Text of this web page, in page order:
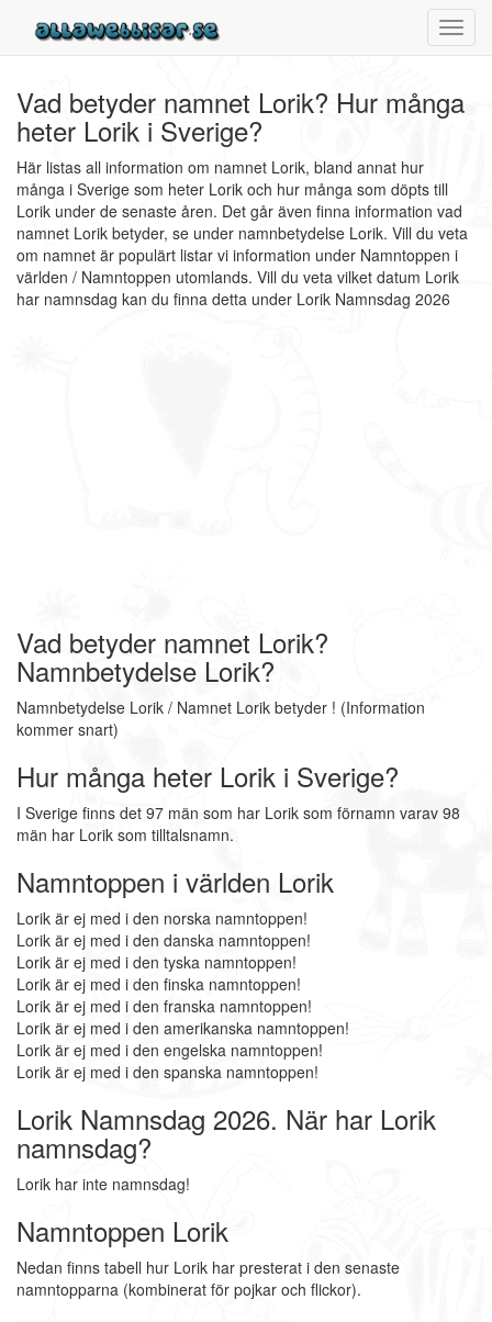
Vad betyder namnet Lorik? Hur många
heter Lorik i Sverige?
Här listas all information om namnet Lorik, bland annat hur
många i Sverige som heter Lorik och hur många som döpts till
Lorik under de senaste åren. Det går även finna information vad
namnet Lorik betyder, se under namnbetydelse Lorik. Vill du veta
om namnet är populärt listar vi information under Namntoppen i
världen / Namntoppen utomlands. Vill du veta vilket datum Lorik
har namnsdag kan du finna detta under Lorik Namnsdag 2026
Vad betyder namnet Lorik?
Namnbetydelse Lorik?
Namnbetydelse Lorik / Namnet Lorik betyder ! (Information
kommer snart)
Hur många heter Lorik i Sverige?
I Sverige finns det 97 män som har Lorik som förnamn varav 98
män har Lorik som tilltalsnamn.
Namntoppen i världen Lorik
Lorik är ej med i den norska namntoppen!
Lorik är ej med i den danska namntoppen!
Lorik är ej med i den tyska namntoppen!
Lorik är ej med i den finska namntoppen!
Lorik är ej med i den franska namntoppen!
Lorik är ej med i den amerikanska namntoppen!
Lorik är ej med i den engelska namntoppen!
Lorik är ej med i den spanska namntoppen!
Lorik Namnsdag 2026. När har Lorik
namnsdag?
Lorik har inte namnsdag!
Namntoppen Lorik
Nedan finns tabell hur Lorik har presterat i den senaste
namntopparna (kombinerat för pojkar och flickor).